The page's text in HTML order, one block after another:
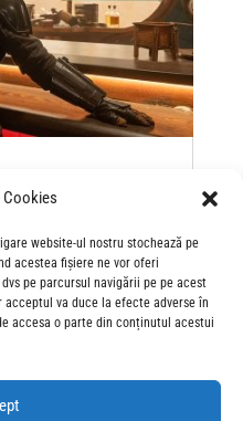
Cookies
website-ul nostru stochează pe
acestea fișiere ne vor oferi
pe parcursul navigării pe pe acest
va duce la efecte adverse în
accesa o parte din conținutul acestui
se anunță a fi, după 7 ani
Star Wars pe care îl
Asta e calea!